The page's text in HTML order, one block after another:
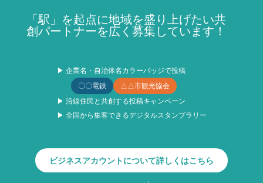
「駅」を起点に地域を盛り上げたい共
創パートナーを広く募集しています！
▶ 企業名・自治体名カラーバッジで投稿
〇〇電鉄
△△市観光協会
▶ 沿線住民と共創する投稿キャンペーン
▶ 全国から集客できるデジタルスタンプラリー
ビジネスアカウントについて詳しくはこちら